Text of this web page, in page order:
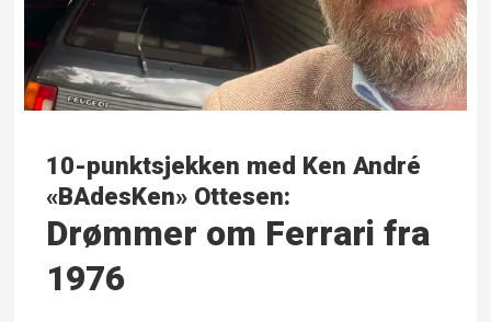
10-punktsjekken med Ken André
«BAdesKen» Ottesen:
Drømmer om Ferrari fra
1976